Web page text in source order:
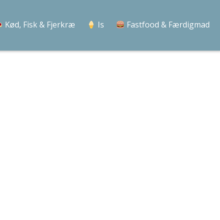
Kød, Fisk & Fjerkræ Is
Fastfood & Færdigmad